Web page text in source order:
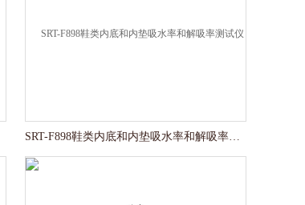
SRT-F898鞋类内底和内垫吸水率和解吸率测试仪稳定